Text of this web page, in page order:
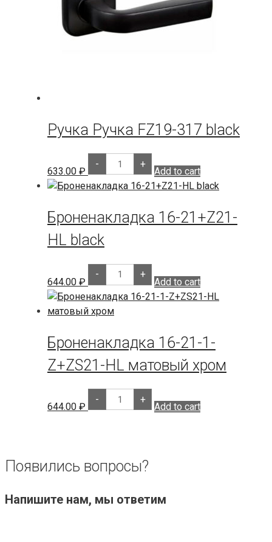
Ручка Ручка FZ19-317 black
633.00 ₽
-
Ручка
Ручка
FZ19-
317
+
Add to cart
Броненакладка 16-21+Z21-
HL black
644.00 ₽
-
Броненакладка
16-
21+Z21-
HL
black
quantity
+
Add to cart
Броненакладка 16-21-1-
Z+ZS21-HL матовый хром
644.00 ₽
-
Броненакладка
16-
21-
хром
quantity
+
Add to cart
Появились вопросы?
Напишите нам, мы ответим